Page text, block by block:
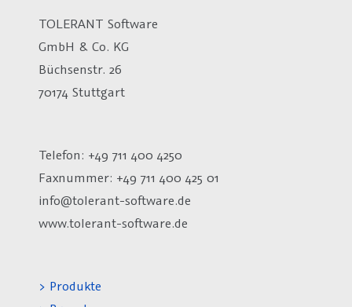
TOLERANT Software
GmbH & Co. KG
Büchsenstr. 26
70174 Stuttgart
Telefon: +49 711 400 4250
Faxnummer: +49 711 400 425 01
info@tolerant-software.de
www.tolerant-software.de
> Produkte